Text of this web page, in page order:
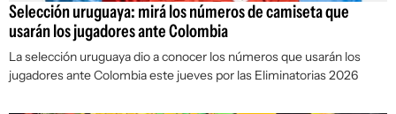
Selección uruguaya: mirá los números de camiseta que
usarán los jugadores ante Colombia
La selección uruguaya dio a conocer los números que usarán los
jugadores ante Colombia este jueves por las Eliminatorias 2026